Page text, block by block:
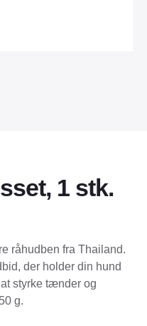
1 stk.
råhudben fra Thailand.
der holder din hund
styrke tænder og
g.